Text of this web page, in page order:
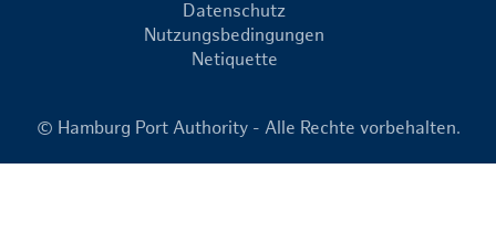
Datenschutz
Nutzungsbedingungen
Netiquette
© Hamburg Port Authority - Alle Rechte vorbehalten.